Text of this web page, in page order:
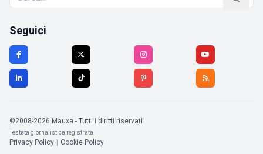
Seguici
©2008-2026 Mauxa - Tutti i diritti riservati
Testata giornalistica registrata
Privacy Policy Cookie Policy